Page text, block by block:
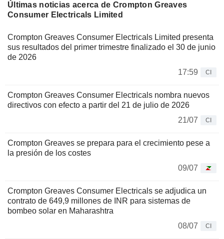
Últimas noticias acerca de Crompton Greaves
Consumer Electricals Limited
Crompton Greaves Consumer Electricals Limited presenta
sus resultados del primer trimestre finalizado el 30 de junio
de 2026
17:59
CI
Crompton Greaves Consumer Electricals nombra nuevos
directivos con efecto a partir del 21 de julio de 2026
21/07
CI
Crompton Greaves se prepara para el crecimiento pese a
la presión de los costes
09/07
Crompton Greaves Consumer Electricals se adjudica un
contrato de 649,9 millones de INR para sistemas de
bombeo solar en Maharashtra
08/07
CI